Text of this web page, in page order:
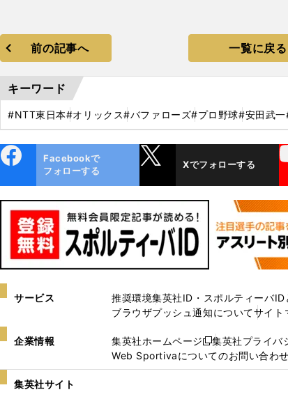
前の記事へ 一覧に戻る
キーワード
#NTT東日本#オリックス#バファローズ#プロ野球#安田武一
ok
Facebookで
フォローする
Xでフォローする
サービス 推奨環境集英社ID・スポルティーバID
ブラウザプッシュ通知についてサイト
企業情報 集英社ホームページ
新
し
い
集英社プライバ
Web Sportivaについてのお問い合わせ
集英社サイト